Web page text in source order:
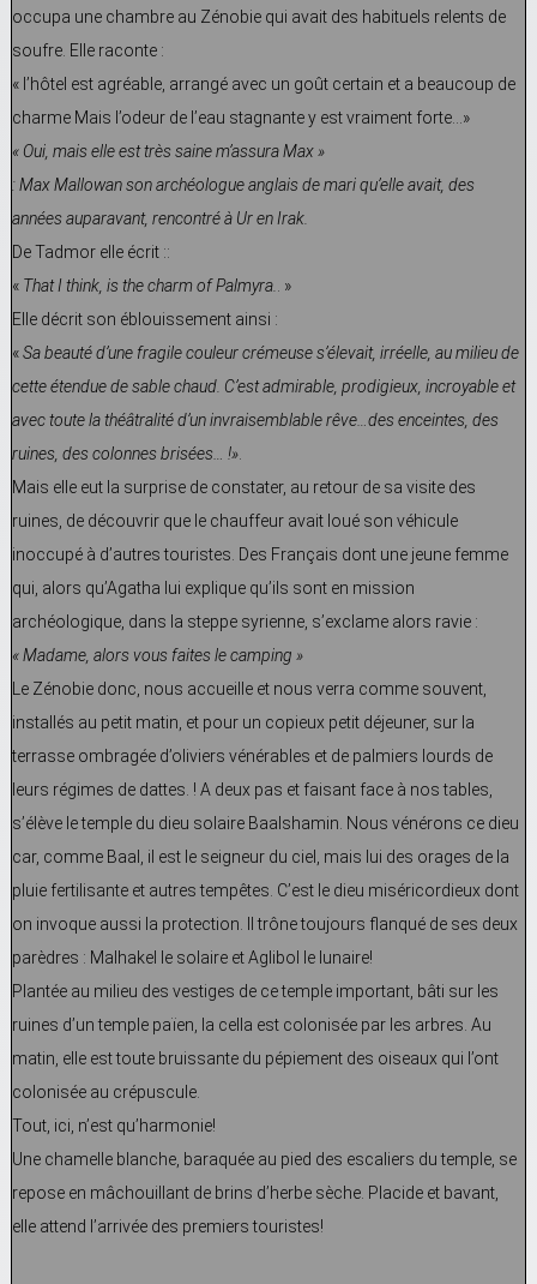
occupa une chambre au Zénobie qui avait des habituels relents de
soufre. Elle raconte :
« l’hôtel est agréable, arrangé avec un goût certain et a beaucoup de
charme Mais l’odeur de l’eau stagnante y est vraiment forte…»
« Oui, mais elle est très saine m’assura Max »
: Max Mallowan son archéologue anglais de mari qu’elle avait, des
années auparavant, rencontré à Ur en Irak.
De Tadmor elle écrit ::
« That I think, is the charm of Palmyra.
. »
Elle décrit son éblouissement ainsi :
«Sa beauté d’une fragile couleur crémeuse s’élevait, irréelle, au milieu de
cette étendue de sable chaud. C’est admirable, prodigieux, incroyable et
avec toute la théâtralité d’un invraisemblable rêve…des enceintes, des
ruines, des colonnes brisées… !»
Mais elle eut la surprise de constater, au retour de sa visite des
ruines, de découvrir que le chauffeur avait loué son véhicule
inoccupé à d’autres touristes. Des Français dont une jeune femme
qui, alors qu’Agatha lui explique qu’ils sont en mission
archéologique, dans la steppe syrienne, s’exclame alors ravie :
« Madame, alors vous faites le camping »
Le Zénobie donc, nous accueille et nous verra comme souvent,
installés au petit matin, et pour un copieux petit déjeuner, sur la
terrasse ombragée d’oliviers vénérables et de palmiers lourds de
leurs régimes de dattes. ! A deux pas et faisant face à nos tables,
s’élève le temple du dieu solaire Baalshamin. Nous vénérons ce dieu
car, comme Baal, il est le seigneur du ciel, mais lui des orages de la
pluie fertilisante et autres tempêtes. C’est le dieu miséricordieux dont
on invoque aussi la protection. Il trône toujours flanqué de ses deux
parèdres : Malhakel le solaire et Aglibol le lunaire!
Plantée au milieu des vestiges de ce temple important, bâti sur les
ruines d’un temple païen, la cella est colonisée par les arbres. Au
matin, elle est toute bruissante du pépiement des oiseaux qui l’ont
colonisée au crépuscule.
Tout, ici, n’est qu’harmonie!
Une chamelle blanche, baraquée au pied des escaliers du temple, se
repose en mâchouillant de brins d’herbe sèche. Placide et bavant,
elle attend l’arrivée des premiers touristes!